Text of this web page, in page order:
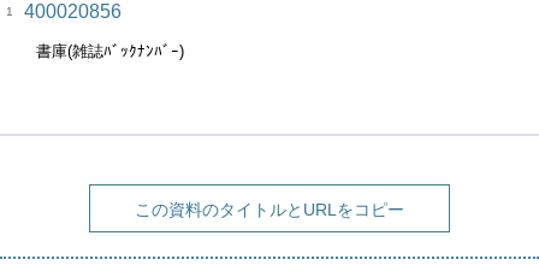
1 400020856
書庫(雑誌ﾊﾞｯｸﾅﾝﾊﾞｰ)
この資料のタイトルとURLをコピー